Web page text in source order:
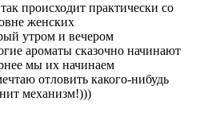
происходит практически со
женских
утром и вечером
ароматы сказочно начинают
мы их начинаем
отловить какого-нибудь
механизм!)))